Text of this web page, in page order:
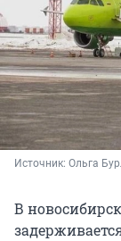
Источник: Ольга
В